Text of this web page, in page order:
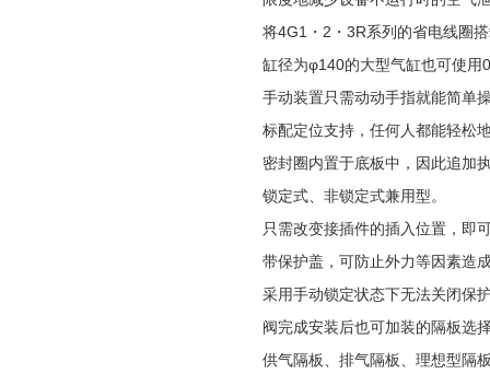
将4G1・2・3R系列的省电线圈
缸径为φ140的大型气缸也可使用
手动装置只需动动手指就能简单
标配定位支持，任何人都能轻松
密封圈内置于底板中，因此追加
锁定式、非锁定式兼用型。
只需改变接插件的插入位置，即
带保护盖，可防止外力等因素造
采用手动锁定状态下无法关闭保
阀完成安装后也可加装的隔板选
供气隔板、排气隔板、理想型隔